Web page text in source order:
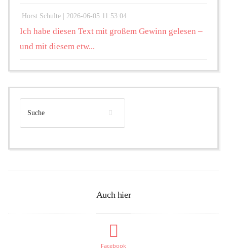
Horst Schulte | 2026-06-05 11:53:04
Ich habe diesen Text mit großem Gewinn gelesen –
und mit diesem etw...
Auch hier
Facebook